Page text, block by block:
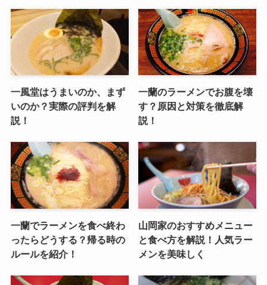
一風堂はうまいのか、まず
いのか？実際の評判を解
説！
一蘭のラーメンでお腹を壊
す？原因と対策を徹底解
説！
一蘭でラーメンを食べ終わ
ったらどうする？帰る時の
ルールを紹介！
山岡家のおすすめメニュー
と食べ方を解説！人気ラー
メンを美味しく